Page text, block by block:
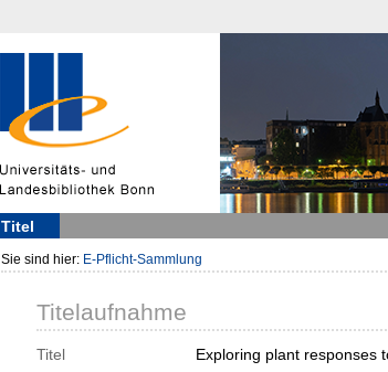
Titel
Sie sind hier: E-Pflicht-Sammlung
Titelaufnahme
Titel
Exploring plant responses